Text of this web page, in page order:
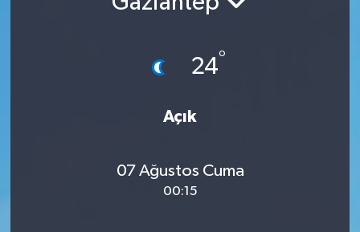
24°
Açık
07 Ağustos Cuma
00:15